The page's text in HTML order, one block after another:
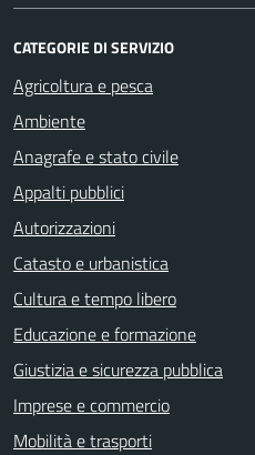
CATEGORIE DI SERVIZIO
Agricoltura e pesca
Ambiente
Anagrafe e stato civile
Appalti pubblici
Autorizzazioni
Catasto e urbanistica
Cultura e tempo libero
Educazione e formazione
Giustizia e sicurezza pubblica
Imprese e commercio
Mobilità e trasporti